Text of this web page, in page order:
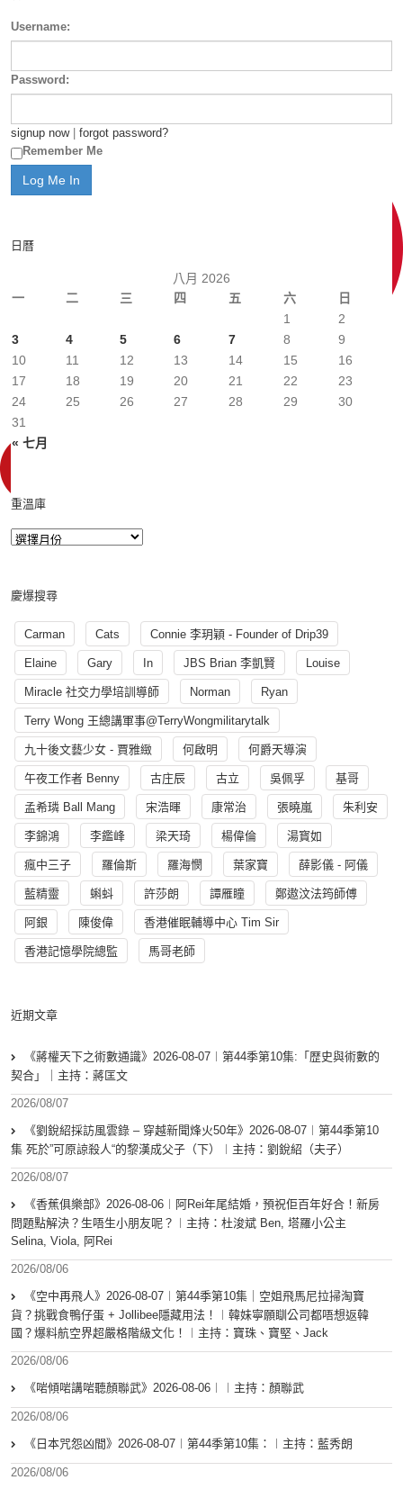
Username:
Password:
signup now| forgot password?
Remember Me
日曆
八月 2026
一
二 三 四 五 六 日
« 七月
1
2
3
4 5 6 7 8
9
10
11 12 13 14 15
16
17
18 19 20 21 22
23
24
25 26 27 28 29
30
31
重溫庫
慶爆搜尋
Carman Cats Connie 李玥穎 - Founder of Drip39
Elaine Gary In JBS Brian 李凱賢 Louise
Miracle 社交力學培訓導師 Norman Ryan
Terry Wong 王總講軍事@TerryWongmilitarytalk
九十後文藝少女 - 賈雅緻 何啟明 何爵天導演
午夜工作者 Benny 古庄辰 古立 吳佩孚 基哥
孟希璘 Ball Mang 宋浩暉 康常治 張曉嵐 朱利安
李錦鴻 李鑑峰 梁天琦 楊偉倫 湯寳如
瘋中三子 羅倫斯 羅海憫 葉家寶 薛影儀 - 阿儀
藍精靈 蝌蚪 許莎朗 譚雁瞳 鄭遨汶法筠師傅
阿銀 陳俊偉 香港催眠輔導中心 Tim Sir
香港記憶學院總監 馬哥老師
近期文章
《蔣權天下之術數通識》2026-08-07︱第44季第10集:「歴史與術數的
契合」｜主持：蔣匡文
2026/08/07
《劉銳紹採訪風雲錄 – 穿越新聞烽火50年》2026-08-07︱第44季第10
集 死於”可原諒殺人“的黎漢成父子（下）︱主持：劉銳紹（夫子）
2026/08/07
《香蕉俱樂部》2026-08-06︱阿Rei年尾結婚，預祝佢百年好合！新房
問題點解決？生唔生小朋友呢？︱主持：杜浚斌 Ben, 塔羅小公主
Selina, Viola, 阿Rei
2026/08/06
《空中再飛人》2026-08-07︱第44季第10集｜空姐飛馬尼拉掃淘寶
貨？挑戰食鴨仔蛋 + Jollibee隱藏用法！︱韓妹寧願瞓公司都唔想返韓
國？爆料航空界超嚴格階級文化！︱主持：寶珠、寶堅、Jack
2026/08/06
《啱傾啱講啱聽顏聯武》2026-08-06︱︱主持：顏聯武
2026/08/06
《日本咒怨凶間》2026-08-07︱第44季第10集：︱主持：藍秀朗
2026/08/06